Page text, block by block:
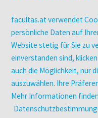
facultas.at verwendet
persönliche Daten auf
Website stetig für Sie zu
einverstanden sind,
auch die Möglichkeit, nur
auszuwählen. Ihre
Mehr Informationen